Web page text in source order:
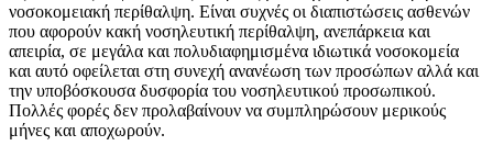
νοσοκομειακή περίθαλψη. Είναι συχνές οι διαπιστώσεις ασθενών
που αφορούν κακή νοσηλευτική περίθαλψη, ανεπάρκεια και
απειρία, σε μεγάλα και πολυδιαφημισμένα ιδιωτικά νοσοκομεία
και αυτό οφείλεται στη συνεχή ανανέωση των προσώπων αλλά και
την υποβόσκουσα δυσφορία του νοσηλευτικού προσωπικού.
Πολλές φορές δεν προλαβαίνουν να συμπληρώσουν μερικούς
μήνες και αποχωρούν.